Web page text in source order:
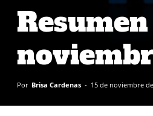
Por Brisa Cardenas - 15 de noviembre